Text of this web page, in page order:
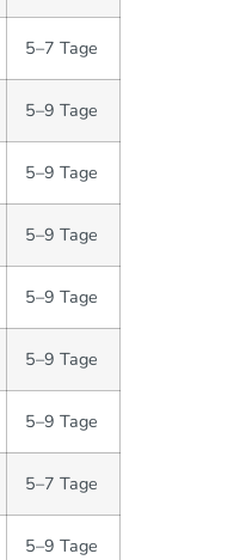
5–7 Tage
5–9 Tage
5–9 Tage
5–9 Tage
5–9 Tage
5–9 Tage
5–9 Tage
5–7 Tage
5–9 Tage